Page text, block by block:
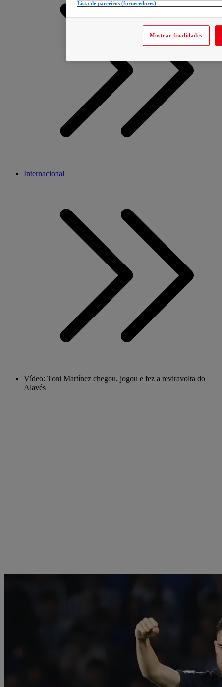
Internacional
Vídeo: Toni Martínez chegou, jogou e fez a reviravolta do
Alavés
Lista de parceiros (fornecedores)
Mostrar finalidades